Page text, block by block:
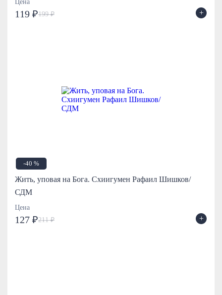
Цена
119 ₽199 ₽ +
-40 %
Жить, уповая на Бога. Схиигумен Рафаил Шишков/
СДМ
Цена
127 ₽211 ₽ +